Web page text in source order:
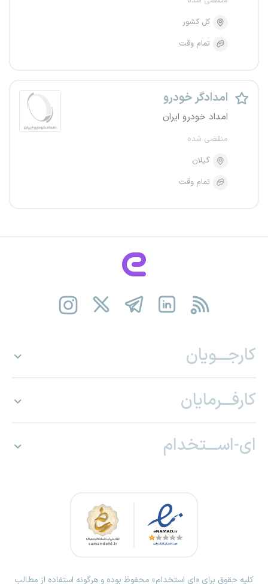
کل کشور
تمام وقت
امدادگر خودرو
امداد خودرو ایران
منقضی شده
گیلان
تمام وقت
کارجـــویان
کارفـــرمایان
ای-اســـتخدام
کلیه حقوق برای «ای استخدام» محفوظ بوده و هرگونه استفاده از مطالب